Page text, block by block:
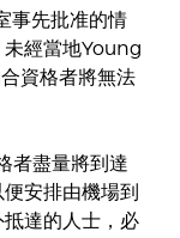
事先批准的情
未經當地Young
資格者將無法
者盡量將到達
安排由機場到
達的人士，必